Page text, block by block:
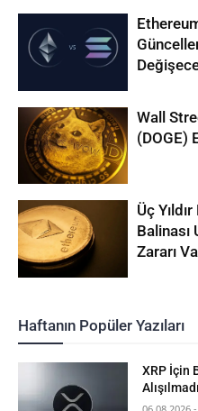
Wall
(DOGE)
Üç
Balinası
Zararı
Haftanın Popüler Yazıları
XRP İçin